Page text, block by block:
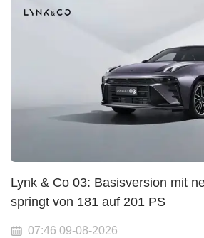
Lynk & Co 03: Basisversion mit
springt von 181 auf 201 PS
07:46 09-08-2026